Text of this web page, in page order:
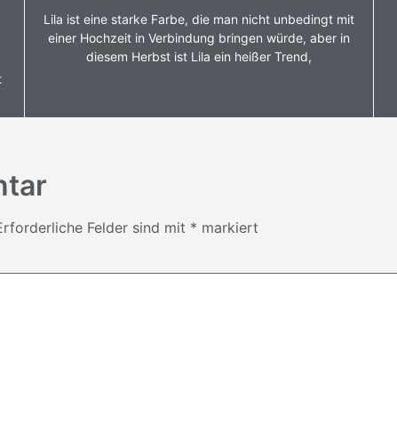
Lila ist eine starke Farbe, die man nicht unbedingt mit
einer Hochzeit in Verbindung bringen würde, aber in
diesem Herbst ist Lila ein heißer Trend,
Felder sind mit * markiert